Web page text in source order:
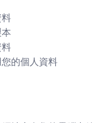
的個人資料